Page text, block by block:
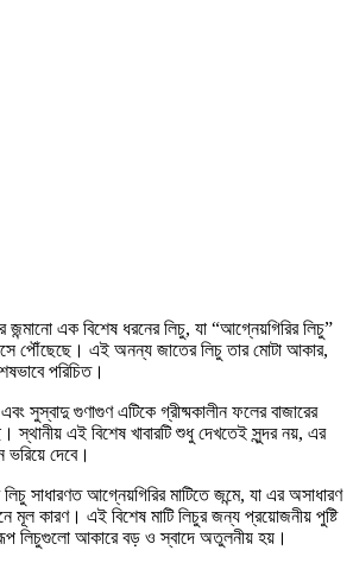
জন্মানো এক বিশেষ ধরনের লিচু, যা “আগ্নেয়গিরির লিচু”
পৌঁছেছে। এই অনন্য জাতের লিচু তার মোটা আকার,
পরিচিত।
সুস্বাদু গুণাগুণ এটিকে গ্রীষ্মকালীন ফলের বাজারের
এই বিশেষ খাবারটি শুধু দেখতেই সুন্দর নয়, এর
ভরিয়ে দেবে।
সাধারণত আগ্নেয়গিরির মাটিতে জন্মে, যা এর অসাধারণ
মূল কারণ। এই বিশেষ মাটি লিচুর জন্য প্রয়োজনীয় পুষ্টি
লিচুগুলো আকারে বড় ও স্বাদে অতুলনীয় হয়।